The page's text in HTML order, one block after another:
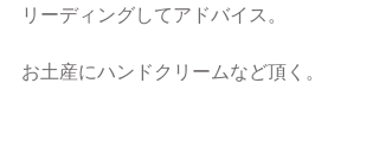
リーディングしてアドバイス。
お土産にハンドクリームなど頂く。